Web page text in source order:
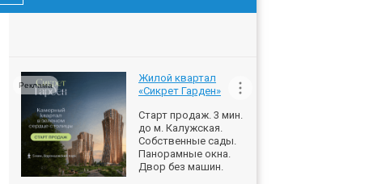
Жилой квартал
«Сикрет Гарден»
Старт продаж. 3 мин.
до м. Калужская.
Собственные сады.
Панорамные окна.
Двор без машин.
Реклама